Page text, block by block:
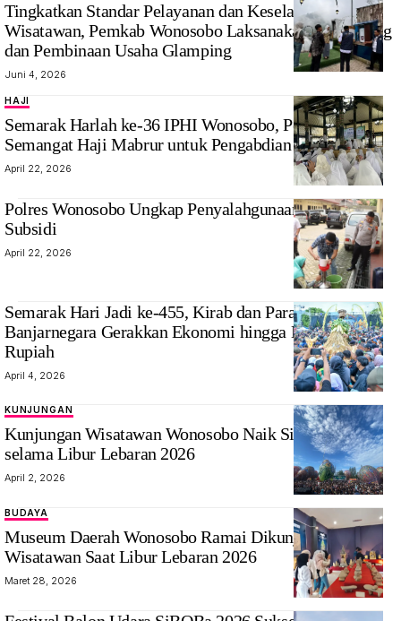
Tingkatkan Standar Pelayanan dan Keselamatan
Wisatawan, Pemkab Wonosobo Laksanakan Monitoring
dan Pembinaan Usaha Glamping
Juni 4, 2026
HAJI
Semarak Harlah ke-36 IPHI Wonosobo, Perkuat
Semangat Haji Mabrur untuk Pengabdian Negeri
April 22, 2026
Polres Wonosobo Ungkap Penyalahgunaan Pertalite
Subsidi
April 22, 2026
‎Semarak Hari Jadi ke-455, Kirab dan Parade Budaya
Banjarnegara Gerakkan Ekonomi hingga Miliaran
Rupiah
April 4, 2026
KUNJUNGAN
‎Kunjungan Wisatawan Wonosobo Naik Signifikan
selama Libur Lebaran 2026
April 2, 2026
BUDAYA
‎Museum Daerah Wonosobo Ramai Dikunjungi
Wisatawan Saat Libur Lebaran 2026
Maret 28, 2026